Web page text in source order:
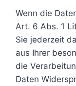
Wenn die
Art. 6 Abs. 1
Sie jederzeit
aus Ihrer
die
Daten